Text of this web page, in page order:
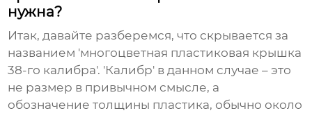
нужна?
Итак, давайте разберемся, что скрывается за
названием 'многоцветная пластиковая крышка
38-го калибра'. 'Калибр' в данном случае – это
не размер в привычном смысле, а
обозначение толщины пластика, обычно около